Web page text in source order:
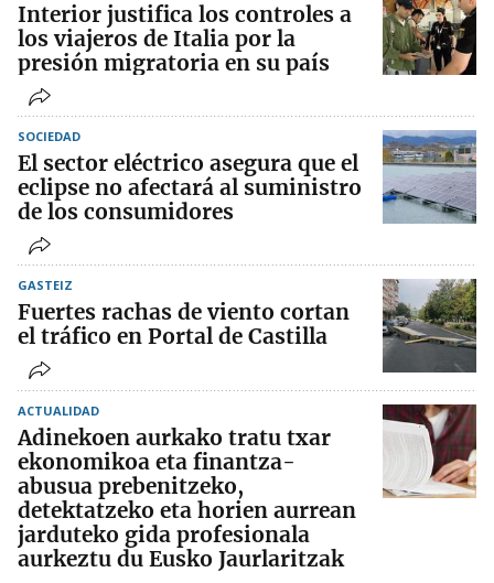
Interior justifica los controles a
los viajeros de Italia por la
presión migratoria en su país
SOCIEDAD
El sector eléctrico asegura que el
eclipse no afectará al suministro
de los consumidores
GASTEIZ
Fuertes rachas de viento cortan
el tráfico en Portal de Castilla
ACTUALIDAD
Adinekoen aurkako tratu txar
ekonomikoa eta finantza-
abusua prebenitzeko,
detektatzeko eta horien aurrean
jarduteko gida profesionala
aurkeztu du Eusko Jaurlaritzak